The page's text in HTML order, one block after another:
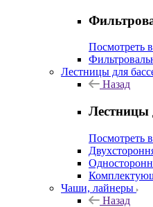
Посмотреть
Лестницы для
Назад
Лестницы
Посмотреть
Чаши, лайнеры
Назад